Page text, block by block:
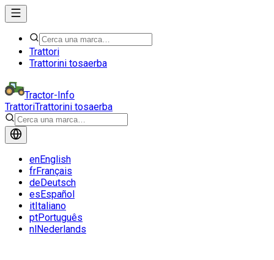
Trattori
Trattorini tosaerba
Tractor-Info
TrattoriTrattorini tosaerba
enEnglish
frFrançais
deDeutsch
esEspañol
itItaliano
ptPortuguês
nlNederlands